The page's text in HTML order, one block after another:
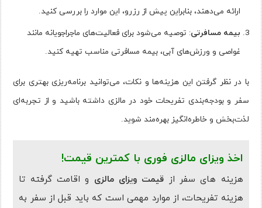
ارائه می‌دهند، بنابراین پیش از رزرو، این موارد را بررسی کنید.
بیمه مسافرتی: توصیه می‌شود برای فعالیت‌های ماجراجویانه مانند
غواصی و ورزش‌های آبی، بیمه مسافرتی مناسب تهیه کنید.
با در نظر گرفتن این هزینه‌ها و نکات، می‌توانید برنامه‌ریزی بهتری برای
سفر و بودجه‌بندی تفریحات خود در مالزی داشته باشید و از تجربه‌ای
لذت‌بخش و خاطره‌انگیز بهره‌مند شوید.
اخذ ویزای مالزی فوری با کمترین قیمت!
هزینه های سفر از قیمت ویزای مالزی و اقامت گرفته تا
هزینه تفریحات، از موارد مهمی است که باید قبل از سفر به